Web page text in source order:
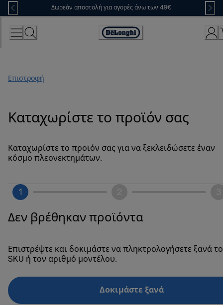
Skip
to
Content
Δωρεάν αποστολή για αγορές άνω των 49€
Accessibility
Επιστροφή
Καταχωρίστε το προϊόν σας
Καταχωρίστε το προϊόν σας για να ξεκλειδώσετε έναν
κόσμο πλεονεκτημάτων.
1
Δεν βρέθηκαν προϊόντα
Επιστρέψτε και δοκιμάστε να πληκτρολογήσετε ξανά το
SKU ή τον αριθμό μοντέλου.
Δοκιμάστε ξανά